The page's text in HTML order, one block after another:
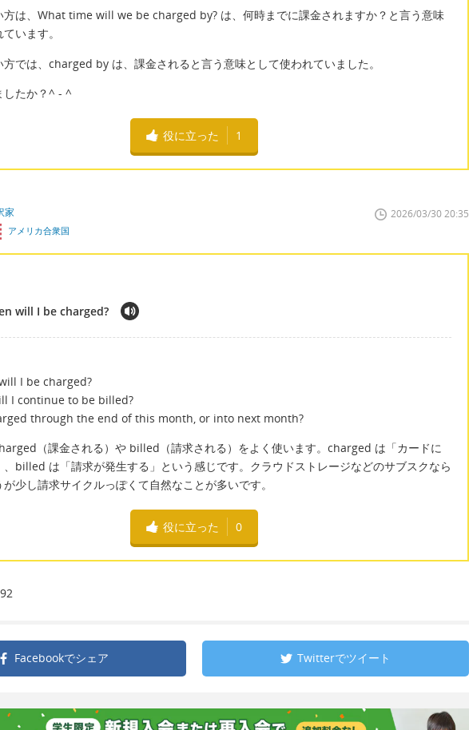
方は、What time will we be charged by? は、何時までに課金されますか？と言う意味
います。
では、charged by は、課金されると言う意味として使われていました。
したか？^ - ^
役に立った 1
家
アメリカ合衆国
2026/03/30 20:35
will I be charged?
I be charged?
I continue to be billed?
through the end of this month, or into next month?
（課金される）や billed（請求される）をよく使います。charged は「カードに
、billed は「請求が発生する」という感じです。クラウドストレージなどのサブスクなら
少し請求サイクルっぽくて自然なことが多いです。
役に立った 0
Facebookでシェア Twitterでツイート